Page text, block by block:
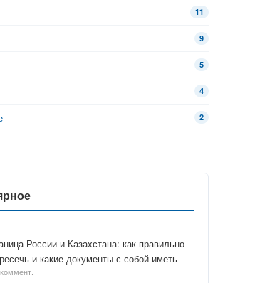
11
9
5
4
2
России и Казахстана: как правильно
и какие документы с собой иметь